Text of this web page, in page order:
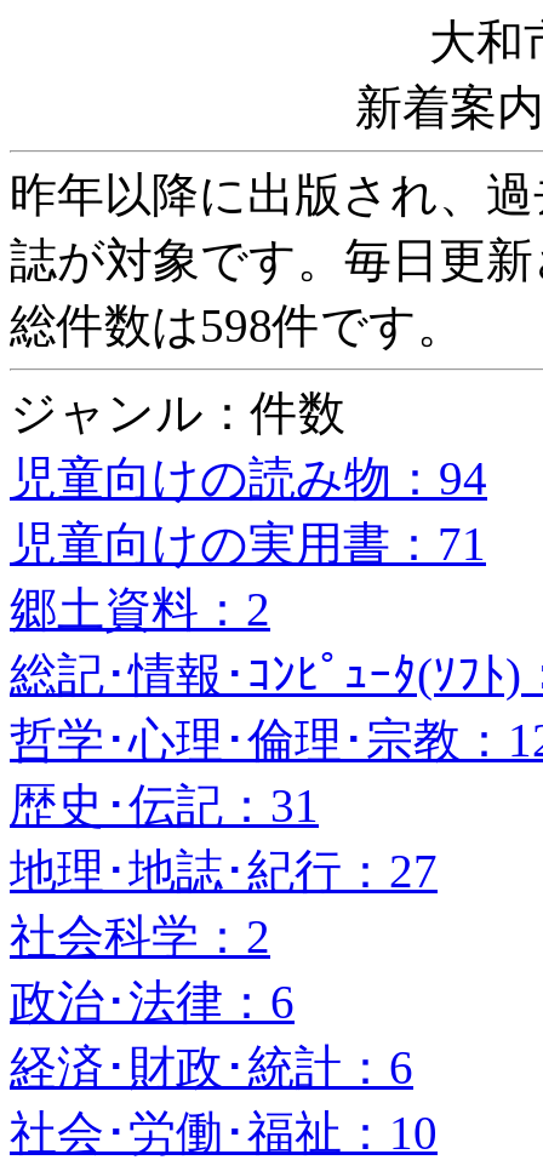
大和
新着案
昨年以降に出版され、
誌が対象です。毎日更
総件数は598件です。
ジャンル：件数
児童向けの読み物：94
児童向けの実用書：71
郷土資料：2
総記･情報･ｺﾝﾋﾟｭｰﾀ(ｿﾌﾄ)
哲学･心理･倫理･宗教：
歴史･伝記：31
地理･地誌･紀行：27
社会科学：2
政治･法律：6
経済･財政･統計：6
社会･労働･福祉：10